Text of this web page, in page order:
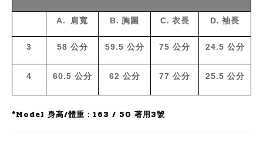
A. 肩寬 B. 胸圍 C. 衣長 D. 袖長
3 58 公分 59.5 公分 75 公分 24.5 公分
4 60.5 公分 62 公分 77 公分 25.5 公分
*Model 身高/體重：163 / 50 著用3號